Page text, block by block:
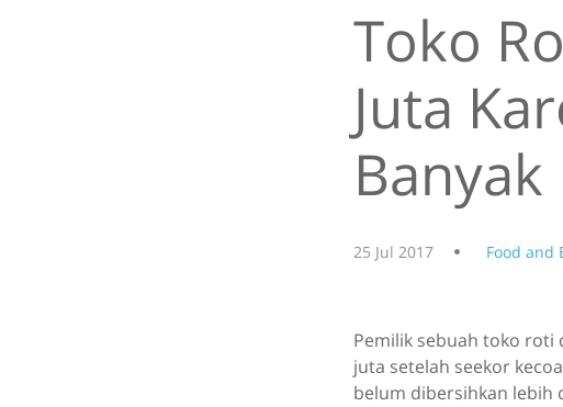
Toko
Juta
Banyak
25 Jul 2017 Food and
Pemilik sebuah toko roti
juta setelah seekor
belum dibersihkan lebih